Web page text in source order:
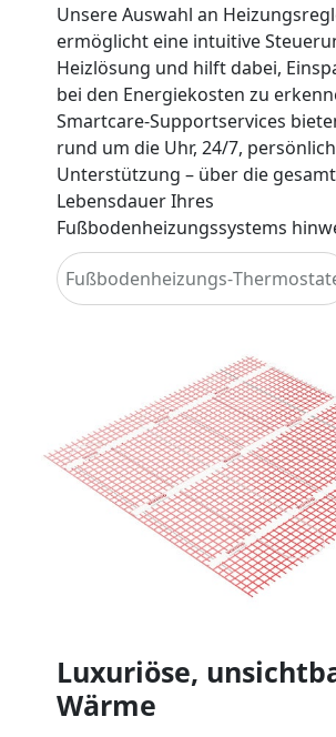
Unsere Auswahl an
ermöglicht eine intuitive
Heizlösung und hilft dabei,
bei den Energiekosten zu
Smartcare‑Supportservices
rund um die Uhr, 24/7,
Unterstützung – über die
Lebensdauer Ihres
Fußbodenheizungssystems
Luxuriöse,
Wärme